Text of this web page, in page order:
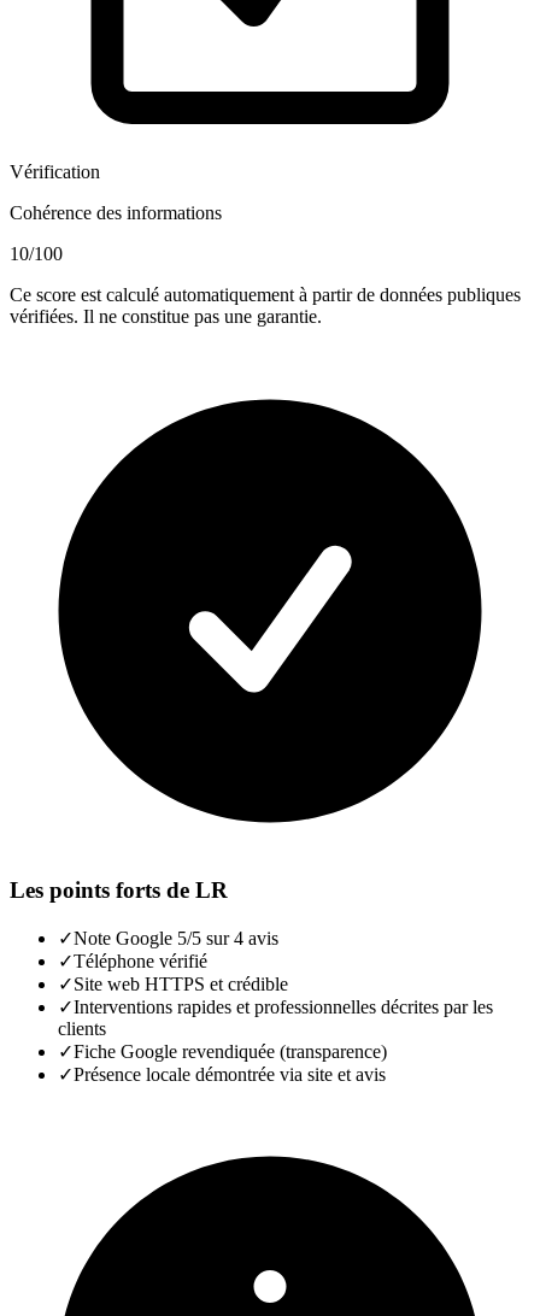
Vérification
Cohérence des informations
10/100
Ce score est calculé automatiquement à partir de données publiques
vérifiées. Il ne constitue pas une garantie.
Les points forts de LR
✓Note Google 5/5 sur 4 avis
✓Téléphone vérifié
✓Site web HTTPS et crédible
✓Interventions rapides et professionnelles décrites par les
clients
✓Fiche Google revendiquée (transparence)
✓Présence locale démontrée via site et avis